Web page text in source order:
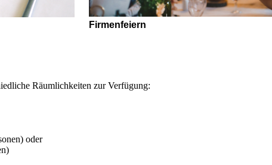
Firmenfeiern
Räumlichkeiten zur Verfügung:
oder